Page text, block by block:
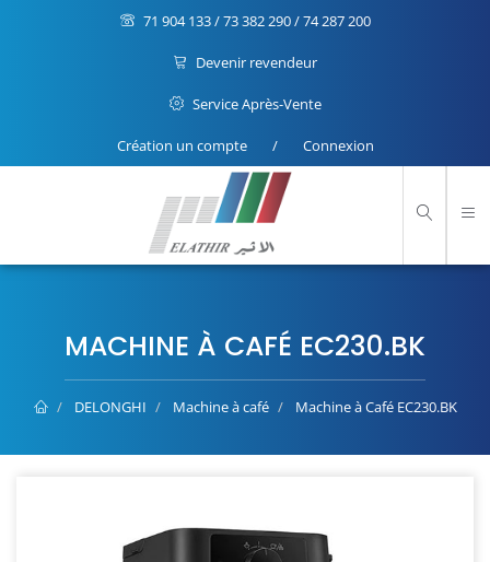
71 904 133 / 73 382 290 / 74 287 200
Devenir revendeur
Service Après-Vente
Création un compte / Connexion
MACHINE À CAFÉ EC230.BK
DELONGHI Machine à café Machine à Café EC230.BK